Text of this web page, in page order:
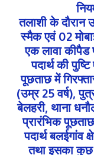
तलाशी के दौरान
स्मैक एवं 02
एक लावा कीपैड
पदार्थ की
पूछताछ में
(उम्र 25 वर्ष),
बेलहरी, थाना
प्रारंभिक
पदार्थ बलईगांव
तथा इसका कुछ